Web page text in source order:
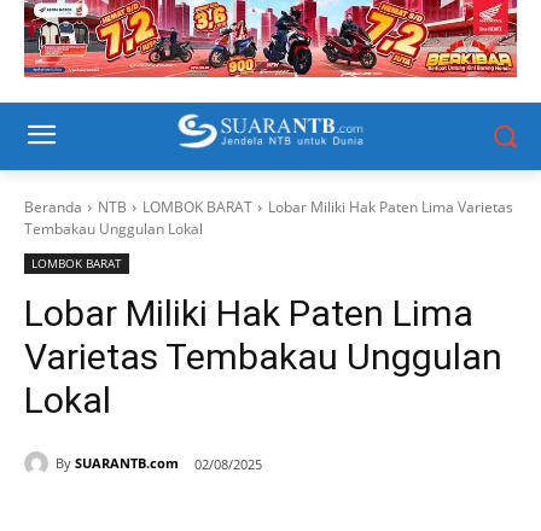
Beranda NTB LOMBOK BARAT
Lobar Miliki Hak Paten Lima Varietas
Tembakau Unggulan Lokal
LOMBOK BARAT
Lobar Miliki Hak Paten Lima
Varietas Tembakau Unggulan
Lokal
By SUARANTB.com 02/08/2025